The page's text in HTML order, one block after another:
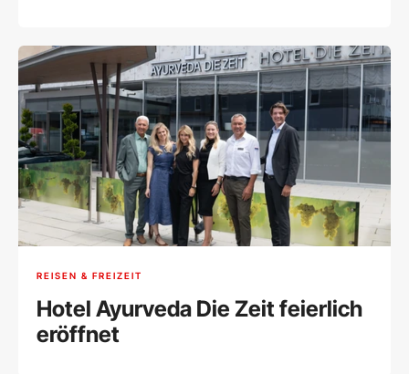
REISEN & FREIZEIT
Hotel Ayurveda Die Zeit feierlich
eröffnet